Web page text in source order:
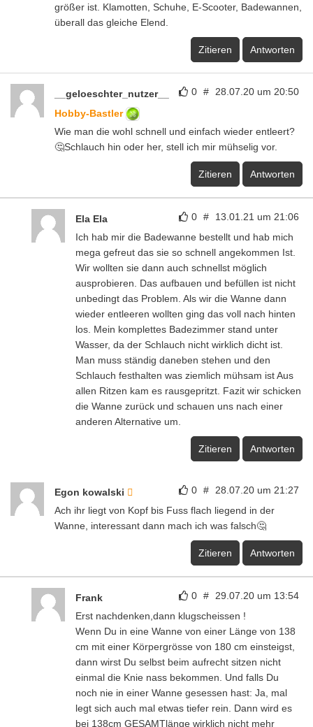
größer ist. Klamotten, Schuhe, E-Scooter, Badewannen,
überall das gleiche Elend.
Zitieren Antworten
0 # 28.07.20 um 20:50
__geloeschter_nutzer__
Hobby-Bastler
Wie man die wohl schnell und einfach wieder entleert?
🤔Schlauch hin oder her, stell ich mir mühselig vor.
Zitieren Antworten
0 # 13.01.21 um 21:06
Ela Ela
Ich hab mir die Badewanne bestellt und hab mich
mega gefreut das sie so schnell angekommen Ist.
Wir wollten sie dann auch schnellst möglich
ausprobieren. Das aufbauen und befüllen ist nicht
unbedingt das Problem. Als wir die Wanne dann
wieder entleeren wollten ging das voll nach hinten
los. Mein komplettes Badezimmer stand unter
Wasser, da der Schlauch nicht wirklich dicht ist.
Man muss ständig daneben stehen und den
Schlauch festhalten was ziemlich mühsam ist Aus
allen Ritzen kam es rausgepritzt. Fazit wir schicken
die Wanne zurück und schauen uns nach einer
anderen Alternative um.
Zitieren Antworten
0 # 28.07.20 um 21:27
Egon kowalski
Ach ihr liegt von Kopf bis Fuss flach liegend in der
Wanne, interessant dann mach ich was falsch🤔
Zitieren Antworten
0 # 29.07.20 um 13:54
Frank
Erst nachdenken,dann klugscheissen !
Wenn Du in eine Wanne von einer Länge von 138
cm mit einer Körpergrösse von 180 cm einsteigst,
dann wirst Du selbst beim aufrecht sitzen nicht
einmal die Knie nass bekommen. Und falls Du
noch nie in einer Wanne gesessen hast: Ja, mal
legt sich auch mal etwas tiefer rein. Dann wird es
bei 138cm GESAMTlänge wirklich nicht mehr